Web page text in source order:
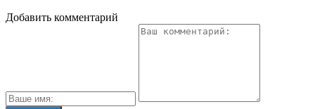
Добавить комментарий